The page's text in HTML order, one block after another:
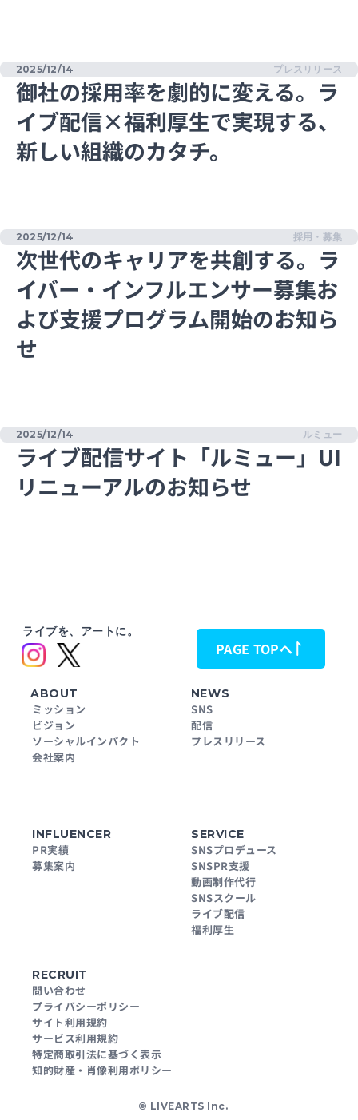
2025/12/14 プレスリリース
御社の採用率を劇的に変える。ラ
イブ配信×福利厚生で実現する、
新しい組織のカタチ。
2025/12/14 採用・募集
次世代のキャリアを共創する。ラ
イバー・インフルエンサー募集お
よび支援プログラム開始のお知ら
せ
2025/12/14 ルミュー
ライブ配信サイト「ルミュー」UI
リニューアルのお知らせ
ライブを、アートに。
PAGE TOPへ
ABOUT
ミッション
ビジョン
ソーシャルインパクト
会社案内
NEWS
SNS
配信
プレスリリース
INFLUENCER
PR実績
募集案内
SERVICE
SNSプロデュース
SNSPR支援
動画制作代行
SNSスクール
ライブ配信
福利厚生
RECRUIT
問い合わせ
プライバシーポリシー
サイト利用規約
サービス利用規約
特定商取引法に基づく表示
知的財産・肖像利用ポリシー
© LIVEARTS Inc.